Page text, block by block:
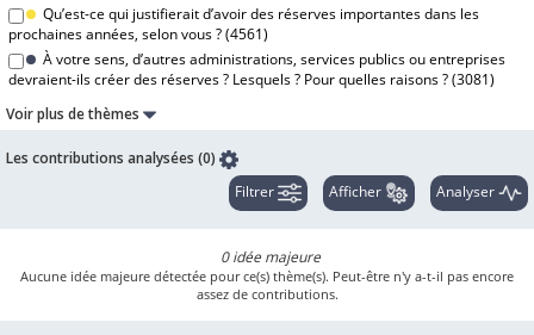
Qu’est-ce qui justifierait d’avoir des réserves importantes dans les
prochaines années, selon vous ? (4561)
À votre sens, d’autres administrations, services publics ou entreprises
devraient-ils créer des réserves ? Lesquels ? Pour quelles raisons ? (3081)
Voir plus de thèmes
Les contributions analysées (0)
Filtrer
Afficher Analyser
0 idée majeure
Aucune idée majeure détectée pour ce(s) thème(s). Peut-être n'y a-t-il pas encore
assez de contributions.